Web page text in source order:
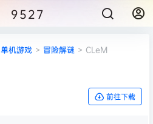
9527
单机游戏 > 冒险解谜 > CLeM
前往下载